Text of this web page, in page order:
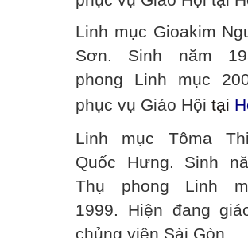
Linh mục Gioakim
Sơn. Sinh năm
phong Linh mục
phục vụ Giáo Hội tại
Linh mục Tôma
Quốc Hưng. Sinh
Thụ phong Linh
1999. Hiện đang
chủng viện Sài Gòn.